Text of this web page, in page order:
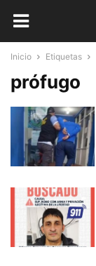
Inicio Etiquetas
prófugo